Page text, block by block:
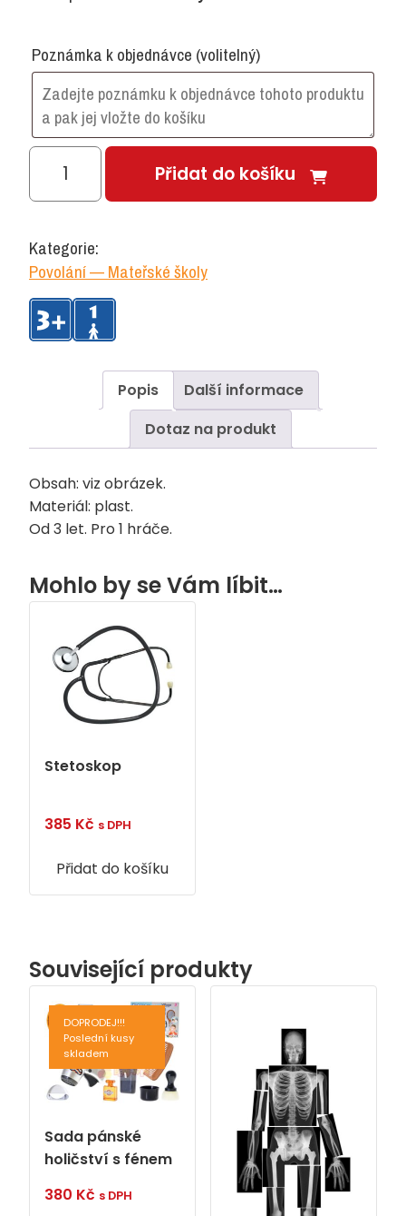
Poznámka k objednávce (volitelný)
Lékařský
kufřík
Přidat do košíku
Kategorie:
Povolání — Mateřské školy
Popis
Další informace
Dotaz na produkt
Obsah: viz obrázek.
Materiál: plast.
Od 3 let. Pro 1 hráče.
Mohlo by se Vám líbit…
Stetoskop
385 Kč s DPH
Přidat do košíku
Související produkty
DOPRODEJ!!!
Poslední kusy
skladem
Sada pánské
holičství s fénem
380 Kč s DPH